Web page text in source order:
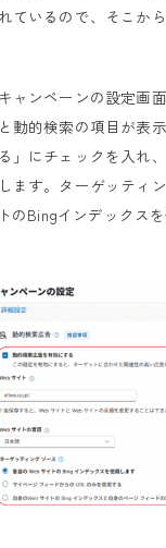
ているので、そこか
ャンペーンの設定画
動的検索の項目が表
」にチェックを入れ
ます。ターゲッティ
のBingインデックス